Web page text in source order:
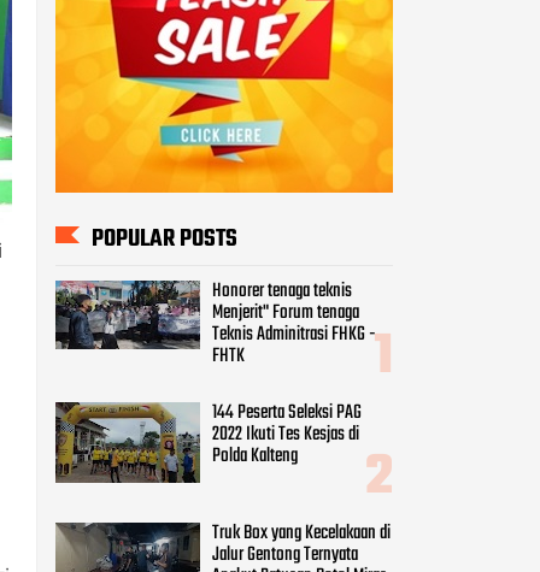
POPULAR POSTS
Honorer tenaga teknis
Menjerit" Forum tenaga
Teknis Adminitrasi FHKG -
FHTK
144 Peserta Seleksi PAG
2022 Ikuti Tes Kesjas di
Polda Kalteng
Truk Box yang Kecelakaan di
Jalur Gentong Ternyata